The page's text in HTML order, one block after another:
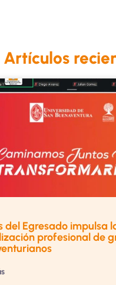
Artículos
del Egresado impulsa
profesional de